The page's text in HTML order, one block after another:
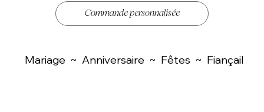
Mariage  ~  Anniversaire  ~  Fêtes  ~
Commande personnalisée